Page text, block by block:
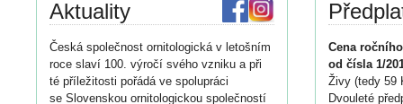
Aktuality
Česká společnost ornitologická v letošním
roce slaví 100. výročí svého vzniku a při
té příležitosti pořádá ve spolupráci
se Slovenskou ornitologickou společností
Cena
od čísla 1/
Živy (tedy 59
Dvouleté